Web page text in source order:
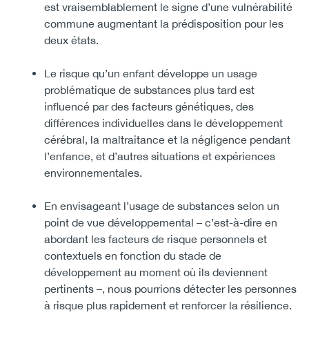
est vraisemblablement le signe d’une vulnérabilité
commune augmentant la prédisposition pour les
deux états.
Le risque qu’un enfant développe un usage
problématique de substances plus tard est
influencé par des facteurs génétiques, des
différences individuelles dans le développement
cérébral, la maltraitance et la négligence pendant
l’enfance, et d’autres situations et expériences
environnementales.
En envisageant l’usage de substances selon un
point de vue développemental – c’est-à-dire en
abordant les facteurs de risque personnels et
contextuels en fonction du stade de
développement au moment où ils deviennent
pertinents –, nous pourrions détecter les personnes
à risque plus rapidement et renforcer la résilience.